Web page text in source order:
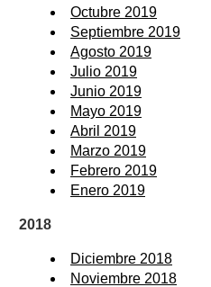
Octubre 2019
Septiembre 2019
Agosto 2019
Julio 2019
Junio 2019
Mayo 2019
Abril 2019
Marzo 2019
Febrero 2019
Enero 2019
2018
Diciembre 2018
Noviembre 2018